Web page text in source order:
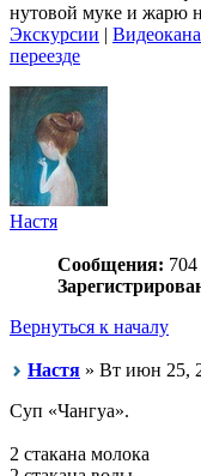
нутовой муке и жарю
Экскурсии |
переезде
Настя
Сообщения: 704
Вернуться к началу
Настя » Вт июн 25,
Суп «Чангуа».
2 стакана молока